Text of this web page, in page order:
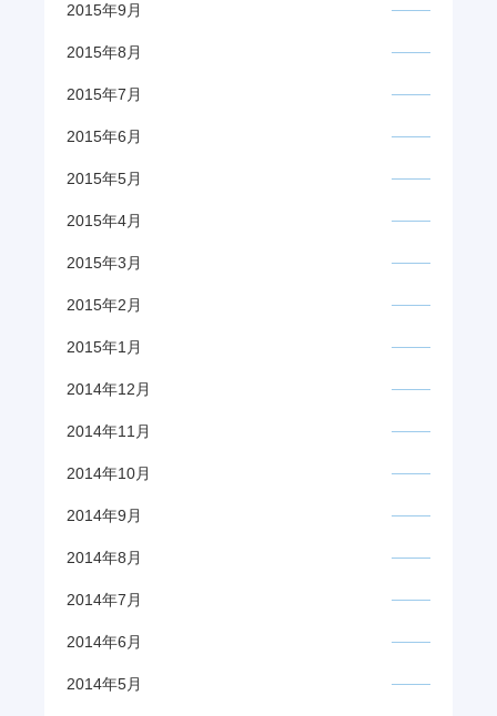
2015年9月
2015年8月
2015年7月
2015年6月
2015年5月
2015年4月
2015年3月
2015年2月
2015年1月
2014年12月
2014年11月
2014年10月
2014年9月
2014年8月
2014年7月
2014年6月
2014年5月